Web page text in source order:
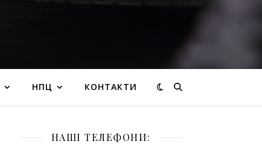
НПЦ КОНТАКТИ
НАШІ ТЕЛЕФОНИ: